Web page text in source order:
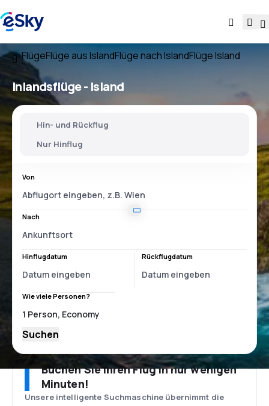
FlügeFlüge aus IslandFlüge nach IslandFlüge Island
Inlandsflüge - Island
Hin- und Rückflug
Nur Hinflug
Von
Nach
Hinflugdatum Rückflugdatum
Wie viele Personen?
Suchen
Buchen Sie Ihren Flug in nur wenigen
Minuten!
Unsere intelligente Suchmaschine übernimmt die